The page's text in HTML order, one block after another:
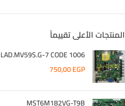
المنتجات الأعلى تقييماً
LAD.MV59S.G-7 CODE 1006
750,00EGP
MST6M182VG-T9B